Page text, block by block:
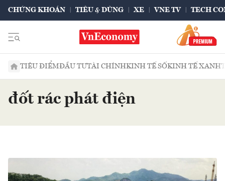
CHỨNG KHOÁN TIÊU & DÙNG XE VNE TV TECH
TIÊU ĐIỂMĐẦU TƯTÀI CHÍNHKINH TẾ SỐKINH TẾ XANH
đốt rác phát điện